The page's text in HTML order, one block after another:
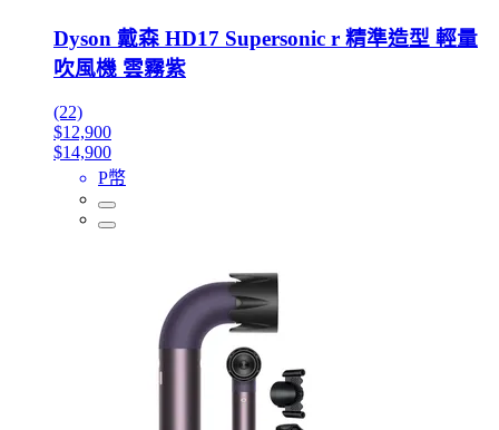
Dyson 戴森 HD17 Supersonic r 精準造型 輕量
吹風機 雲霧紫
(22)
$12,900
$14,900
P幣